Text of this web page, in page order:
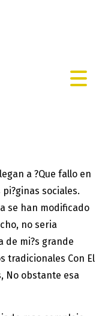
a ?Que fallo en
sociales.
se han modificado
no seri­a
de mi?s grande
tradicionales Con El
No obstante esa